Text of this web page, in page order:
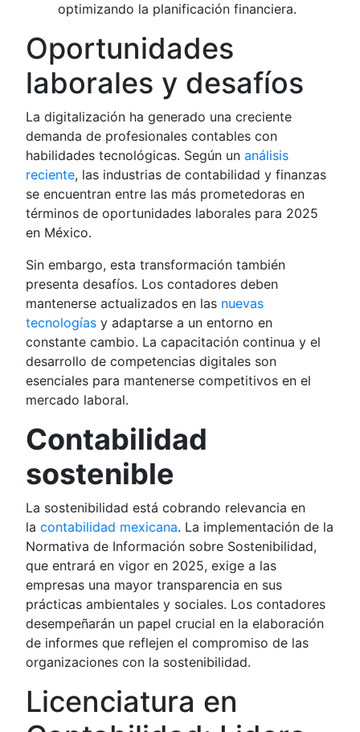
optimizando la planificación financiera.
Oportunidades
laborales y desafíos
La digitalización ha generado una creciente
demanda de profesionales contables con
habilidades tecnológicas. Según unanálisis
reciente, las industrias de contabilidad y finanzas
se encuentran entre las más prometedoras en
términos de oportunidades laborales para 2025
en México.
Sin embargo, esta transformación también
presenta desafíos. Los contadores deben
mantenerse actualizados en las nuevas
tecnologías y adaptarse a un entorno en
constante cambio. La capacitación continua y el
desarrollo de competencias digitales son
esenciales para mantenerse competitivos en el
mercado laboral.
Contabilidad
sostenible
La sostenibilidad está cobrando relevancia en
lacontabilidad mexicana. La implementación de la
Normativa de Información sobre Sostenibilidad,
que entrará en vigor en 2025, exige a las
empresas una mayor transparencia en sus
prácticas ambientales y sociales. Los contadores
desempeñarán un papel crucial en la elaboración
de informes que reflejen el compromiso de las
organizaciones con la sostenibilidad.
Licenciatura en